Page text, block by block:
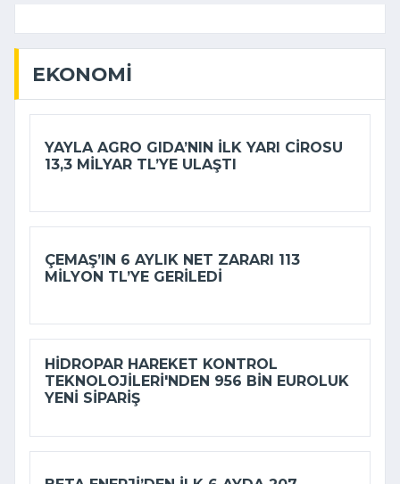
EKONOMI
YAYLA AGRO GIDA’NIN ILK YARI CIROSU
13,3 MILYAR TL’YE ULAŞTI
ÇEMAŞ’IN 6 AYLIK NET ZARARI 113
MILYON TL’YE GERILEDI
HIDROPAR HAREKET KONTROL
TEKNOLOJILERI'NDEN 956 BIN EUROLUK
YENI SIPARIŞ